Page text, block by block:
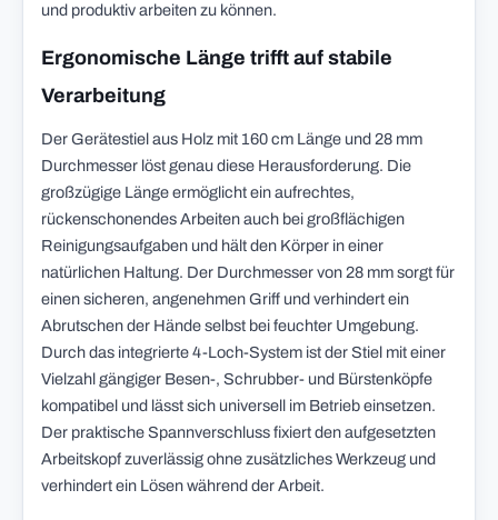
und produktiv arbeiten zu können.
Ergonomische Länge trifft auf stabile
Verarbeitung
Der Gerätestiel aus Holz mit 160 cm Länge und 28 mm
Durchmesser löst genau diese Herausforderung. Die
großzügige Länge ermöglicht ein aufrechtes,
rückenschonendes Arbeiten auch bei großflächigen
Reinigungsaufgaben und hält den Körper in einer
natürlichen Haltung. Der Durchmesser von 28 mm sorgt für
einen sicheren, angenehmen Griff und verhindert ein
Abrutschen der Hände selbst bei feuchter Umgebung.
Durch das integrierte 4-Loch-System ist der Stiel mit einer
Vielzahl gängiger Besen-, Schrubber- und Bürstenköpfe
kompatibel und lässt sich universell im Betrieb einsetzen.
Der praktische Spannverschluss fixiert den aufgesetzten
Arbeitskopf zuverlässig ohne zusätzliches Werkzeug und
verhindert ein Lösen während der Arbeit.